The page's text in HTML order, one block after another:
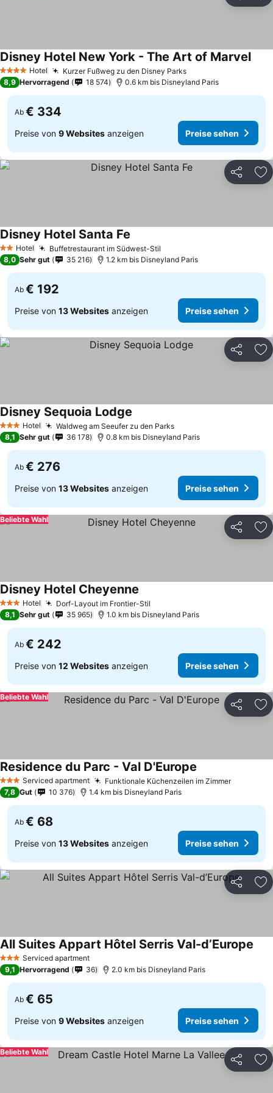
4 Sterne Hotel Kurzer Fußweg zu den Disney Parks
Disney Hotel New York - The Art of Marvel
8,9 Hervorragend 18 574 0.6 km bis Disneyland Paris
Ab € 334
Preise von 9 Websites anzeigen Preise sehen
Teilen
2 Sterne
Hotel Buffetrestaurant im Südwest-Stil
Disney Hotel Santa Fe
8,0 Sehr gut 35 216 1.2 km bis Disneyland Paris
Ab € 192
Preise von 13 Websites anzeigen Preise sehen
Teilen
3 SterneHotel Waldweg am Seeufer zu den Parks
Disney Sequoia Lodge
8,1 Sehr gut 36 178 0.8 km bis Disneyland Paris
Ab € 276
Preise von 13 Websites anzeigen Preise sehen
Teilen
Beliebte Wahl
3 SterneHotel Dorf-Layout im Frontier-Stil
Disney Hotel Cheyenne
8,1 Sehr gut 35 965 1.0 km bis Disneyland Paris
Ab € 242
Preise von 12 Websites anzeigen Preise sehen
Teilen
Beliebte Wahl
3 SterneServiced apartment Funktionale Küchenzeilen im Zimmer
Residence du Parc - Val D'Europe
7,8 Gut 10 376 1.4 km bis Disneyland Paris
Ab € 68
Preise von 13 Websites anzeigen Preise sehen
Teilen
3 SterneServiced apartment
All Suites Appart Hôtel Serris Val-d’Europe
9,1 Hervorragend 36 2.0 km bis Disneyland Paris
Ab € 65
Preise von 9 Websites anzeigen Preise sehen
Teilen
Beliebte Wahl